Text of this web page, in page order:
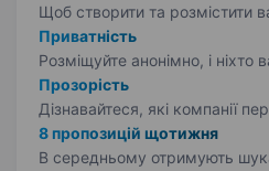
Щоб створити та розмістити
Приватність
Розміщуйте анонімно, і ніхто
Прозорість
Дізнавайтеся, які компанії
8 пропозицій щотижня
В середньому отримують